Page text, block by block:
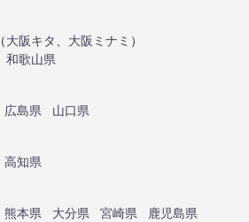
（大阪キタ 大阪ミナミ ）
和歌山県
広島県
山口県
高知県
熊本県 大分県 宮崎県
鹿児島県